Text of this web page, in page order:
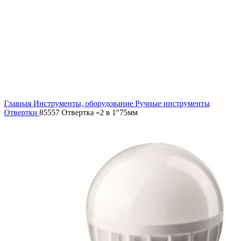
Главная Инструменты, оборудование Ручные инструменты
Отвертки 85557 Отвертка «2 в 1″75мм